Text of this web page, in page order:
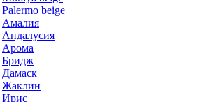
Palermo beige
Амалия
Андалусия
Арома
Бридж
Дамаск
Жаклин
Ирис